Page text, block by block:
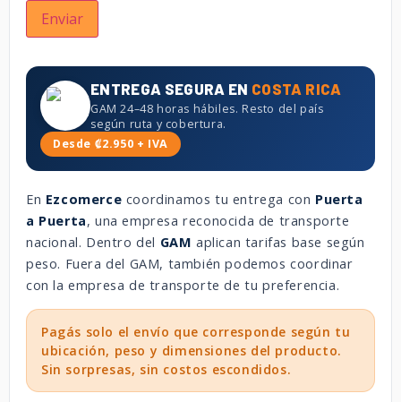
ENTREGA SEGURA EN COSTA RICA
GAM 24–48 horas hábiles. Resto del país
según ruta y cobertura.
Desde ₡2.950 + IVA
En Ezcomerce coordinamos tu entrega con Puerta
a Puerta, una empresa reconocida de transporte
nacional. Dentro del GAM aplican tarifas base según
peso. Fuera del GAM, también podemos coordinar
con la empresa de transporte de tu preferencia.
Pagás solo el envío que corresponde según tu
ubicación, peso y dimensiones del producto.
Sin sorpresas, sin costos escondidos.